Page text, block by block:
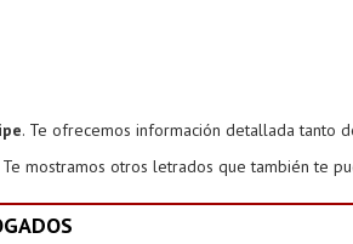
. Te ofrecemos información detallada tanto
mostramos otros letrados que también te